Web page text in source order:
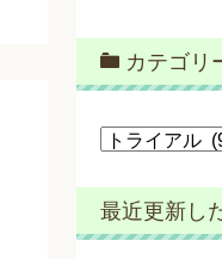
カテゴリ
カ
ゴ
リ
ー
最近更新し